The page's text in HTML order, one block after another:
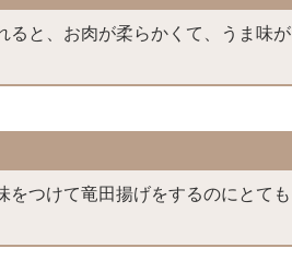
ると、お肉が柔らかくて、うま味が
つけて竜田揚げをするのにとても